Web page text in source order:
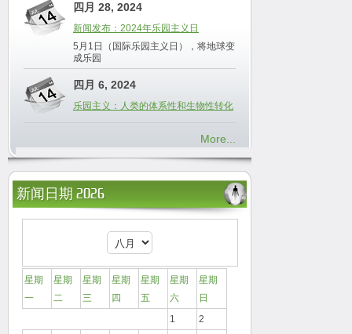
四月 28, 2024
新闻发布：2024年乐园主义日
5月1日（国际乐园主义日），将地球变
成乐园
四月 6, 2024
乐园主义：人类的体系性和生物性转化
More...
新闻日期 2026
星期
一
星期
二
星期
三
星期
四
星期
五
星期
六
星期
日
1
2